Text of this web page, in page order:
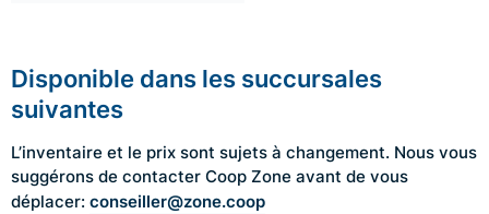
Disponible dans les succursales
suivantes
L’inventaire et le prix sont sujets à changement. Nous vous
suggérons de contacter Coop Zone avant de vous
déplacer: conseiller@zone.coop